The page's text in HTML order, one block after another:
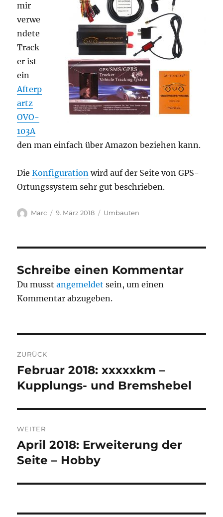
mir
verwe
ndete
Track
er ist
ein
Afterp
artz
OVO-
103A
den man einfach über Amazon beziehen kann.
DieKonfiguration wird auf der Seite von GPS-
Ortungssystem sehr gut beschrieben.
Autor
Marc
Veröffentlicht
9. März 2018 Kategorien
Umbauten
Schreibe einen Kommentar
Du musstangemeldet sein, um einen
Kommentar abzugeben.
ZURÜCK
Vorheriger
Beitrag:
Februar 2018: xxxxxkm –
Kupplungs- und Bremshebel
WEITER
Nächster
Beitrag:
April 2018: Erweiterung der
Seite – Hobby